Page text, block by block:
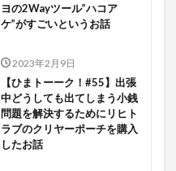
ヨの2Wayツール”ハコア
ケ”がすごいというお話
2023年2月9日
【ひまトーーク！#55】出張
中どうしても出てしまう小銭
問題を解決するためにリヒト
ラブのクリヤーポーチを購入
したお話